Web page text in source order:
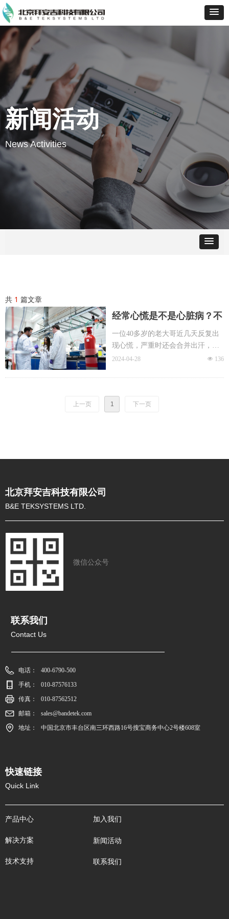
共 1 篇文章
经常心慌是不是心脏病？不
要害怕！这个患者的例子值
一位40多岁的老大哥近几天反复出
现心慌，严重时还会合并出汗，害
怕自己得了心脏病便来心内科检
劝他先不要着急，因为化验中除了
넶 136
2024-04-28
上一页 1 下一页
新闻活动
News Activities
电话：
400-6790-500
手机：
010-87576133
传真：
010-87562512
邮箱：
sales@bandetek.com
地址：
中国北京市丰台区南三环西路16号搜宝商务中心2号楼608室
联系我们
Contact Us
快速链接
Quick Link
产品中心
解决方案
技术支持
加入我们
新闻活动
联系我们
北京拜安吉科技有限公司
B&E TEKSYSTEMS LTD.
微信公众号